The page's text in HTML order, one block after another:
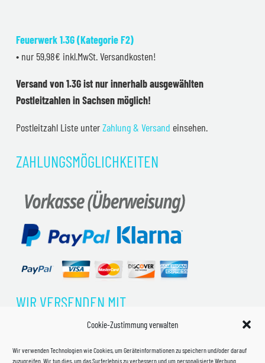
Cookie-Zustimmung verwalten
Wir verwenden Technologien wie Cookies, um Geräteinformationen zu speichern und/oder darauf
zuzugreifen. Wir tun dies, um das Surferlebnis zu verbessern und um personalisierte Werbung
Feuerwerk 1.3G (Kategorie F2)
• nur 59,98€ inkl.MwSt. Versandkosten!
Versand von 1.3G ist nur innerhalb ausgewählten
Postleitzahlen in Sachsen möglich!
Postleitzahl Liste unterZahlung & Versand einsehen.
ZAHLUNGSMÖGLICHKEITEN
WIR VERSENDEN MIT